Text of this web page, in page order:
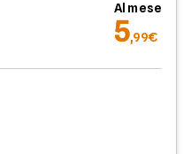
Al mese
5,99€